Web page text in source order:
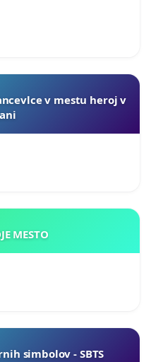
v mestu heroj v
KAMNIK MOJE MESTO
simbolov - SBTS